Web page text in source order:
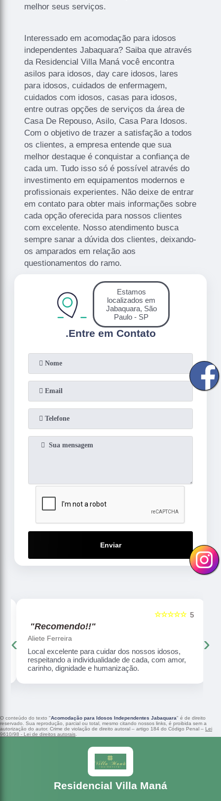
melhor seus serviços.
Interessado em acomodação para idosos
independentes Jabaquara? Saiba que através
da Residencial Villa Maná você encontra
asilos para idosos, day care idosos, lares
para idosos, cuidados de enfermagem,
cuidados com idosos, casas para idosos,
entre outras opções de serviços da área de
Casa De Repouso, Asilo, Casa Para Idosos.
Com o objetivo de trazer a satisfação a todos
os clientes, a empresa entende que sua
melhor destaque é conquistar a confiança de
cada um. Tudo isso só é possível através do
investimento em equipamentos modernos e
profissionais experientes. Não deixe de entrar
em contato para obter mais informações sobre
cada opção oferecida para nossos clientes
com excelente. Nosso atendimento busca
sempre sanar a dúvida dos clientes, deixando-
os amparados em relação aos
questionamentos do ramo.
.Entre em Contato
Estamos
localizados em
Jabaquara, São
Paulo - SP
Enviar
5
☆☆☆☆☆
"Recomendo!!"
Aliete Ferreira
Local excelente para cuidar dos nossos idosos,
respeitando a individualidade de cada, com amor,
carinho, dignidade e humanização.
‹ ›
O conteúdo do texto "Acomodação para Idosos Independentes Jabaquara" é de direito
reservado. Sua reprodução, parcial ou total, mesmo citando nossos links, é proibida sem a
autorização do autor. Crime de violação de direito autoral – artigo 184 do Código Penal – Lei
9610/98 - Lei de direitos autorais
Residencial Villa Maná